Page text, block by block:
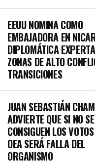
EEUU NOMINA COMO
EMBAJADORA EN
DIPLOMÁTICA
ZONAS DE ALTO
TRANSICIONES
JUAN SEBASTIÁN
ADVIERTE QUE SI NO SE
CONSIGUEN LOS
OEA SERÁ FALLA DEL
ORGANISMO